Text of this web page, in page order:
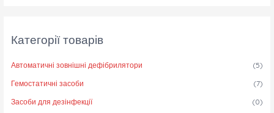
Категорії товарів
Автоматичні зовнішні дефібрилятори
(5)
Гемостатичні засоби
(7)
Засоби для дезінфекції
(0)